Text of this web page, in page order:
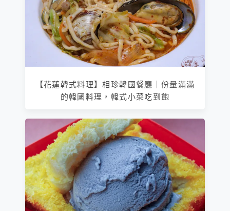
【花蓮韓式料理】相珍韓國餐廳｜份量滿滿
的韓國料理，韓式小菜吃到飽